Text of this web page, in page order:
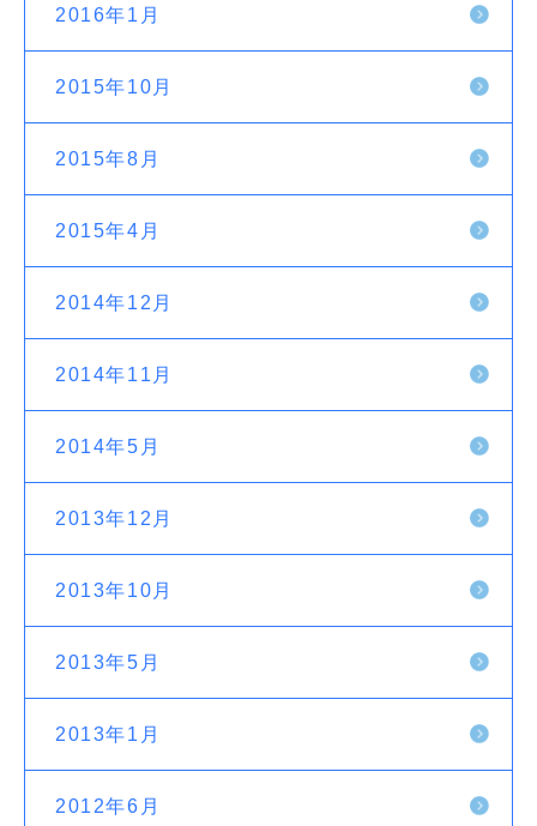
2016年1月
2015年10月
2015年8月
2015年4月
2014年12月
2014年11月
2014年5月
2013年12月
2013年10月
2013年5月
2013年1月
2012年6月